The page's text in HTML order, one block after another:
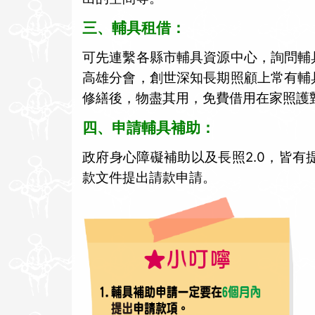
三、輔具租借：
可先連繫各縣市輔具資源中心，詢問
高雄分會，創世深知長期照顧上常有
修繕後，物盡其用，免費借用在家照
四、申請輔具補助：
政府身心障礙補助以及長照2.0 ，皆有
款文件提出請款申請。